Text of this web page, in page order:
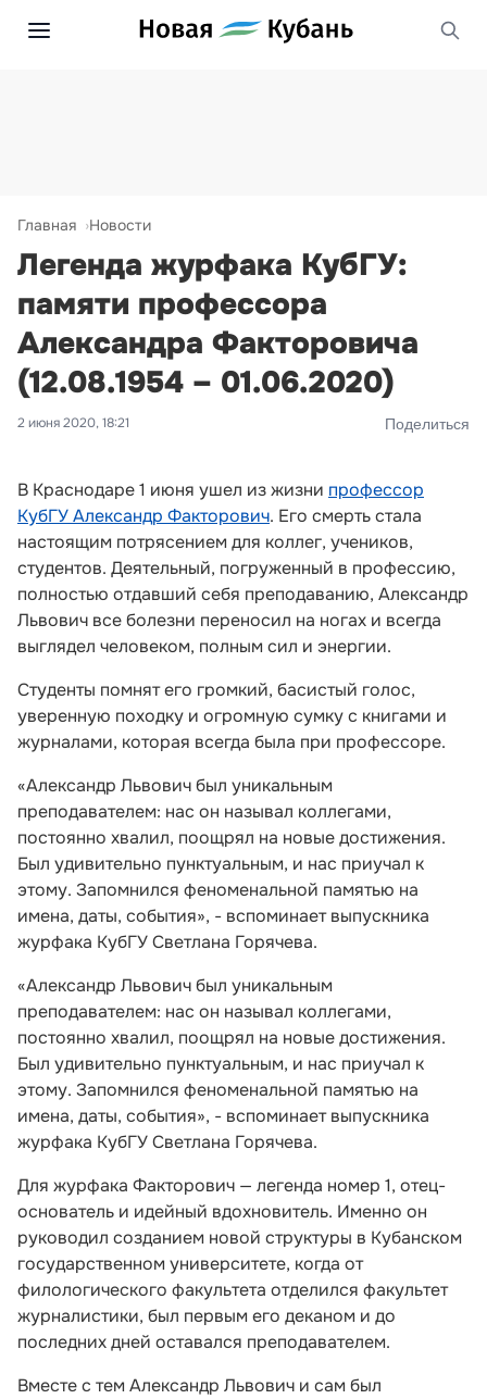
Главная Новости
Легенда журфака КубГУ:
памяти профессора
Александра Факторовича
(12.08.1954 – 01.06.2020)
2 июня 2020, 18:21 Поделиться
В Краснодаре 1 июня ушел из жизни профессор
КубГУ Александр Факторович. Его смерть стала
настоящим потрясением для коллег, учеников,
студентов. Деятельный, погруженный в профессию,
полностью отдавший себя преподаванию, Александр
Львович все болезни переносил на ногах и всегда
выглядел человеком, полным сил и энергии.
Студенты помнят его громкий, басистый голос,
уверенную походку и огромную сумку с книгами и
журналами, которая всегда была при профессоре.
«Александр Львович был уникальным
преподавателем: нас он называл коллегами,
постоянно хвалил, поощрял на новые достижения.
Был удивительно пунктуальным, и нас приучал к
этому. Запомнился феноменальной памятью на
имена, даты, события», - вспоминает выпускника
журфака КубГУ Светлана Горячева.
«Александр Львович был уникальным
преподавателем: нас он называл коллегами,
постоянно хвалил, поощрял на новые достижения.
Был удивительно пунктуальным, и нас приучал к
этому. Запомнился феноменальной памятью на
имена, даты, события», - вспоминает выпускника
журфака КубГУ Светлана Горячева.
Для журфака Факторович — легенда номер 1, отец-
основатель и идейный вдохновитель. Именно он
руководил созданием новой структуры в Кубанском
государственном университете, когда от
филологического факультета отделился факультет
журналистики, был первым его деканом и до
последних дней оставался преподавателем.
Вместе с тем Александр Львович и сам был